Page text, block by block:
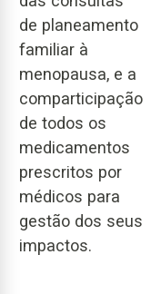
de planeamento
familiar à
menopausa, e a
comparticipação
de todos os
medicamentos
prescritos por
médicos para
gestão dos seus
impactos.